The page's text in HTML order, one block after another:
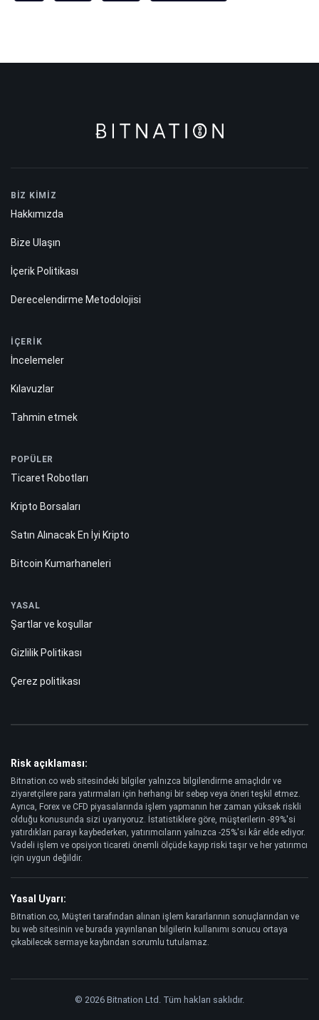
BİZ KİMİZ
Hakkımızda
Bize Ulaşın
İçerik Politikası
Derecelendirme Metodolojisi
İÇERİK
İncelemeler
Kılavuzlar
Tahmin etmek
POPÜLER
Ticaret Robotları
Kripto Borsaları
Satın Alınacak En İyi Kripto
Bitcoin Kumarhaneleri
YASAL
Şartlar ve koşullar
Gizlilik Politikası
Çerez politikası
Risk açıklaması:
Bitnation.co web sitesindeki bilgiler yalnızca bilgilendirme amaçlıdır ve
ziyaretçilere para yatırmaları için herhangi bir sebep veya öneri teşkil etmez.
Ayrıca, Forex ve CFD piyasalarında işlem yapmanın her zaman yüksek riskli
olduğu konusunda sizi uyarıyoruz. İstatistiklere göre, müşterilerin -89%'si
yatırdıkları parayı kaybederken, yatırımcıların yalnızca -25%'si kâr elde ediyor.
Vadeli işlem ve opsiyon ticareti önemli ölçüde kayıp riski taşır ve her yatırımcı
için uygun değildir.
Yasal Uyarı:
Bitnation.co, Müşteri tarafından alınan işlem kararlarının sonuçlarından ve
bu web sitesinin ve burada yayınlanan bilgilerin kullanımı sonucu ortaya
çıkabilecek sermaye kaybından sorumlu tutulamaz.
© 2026 Bitnation Ltd. Tüm hakları saklıdır.